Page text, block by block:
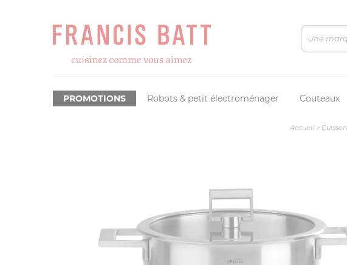
Robots & petit électroménager Couteaux
PROMOTIONS
Accueil> Cuisson